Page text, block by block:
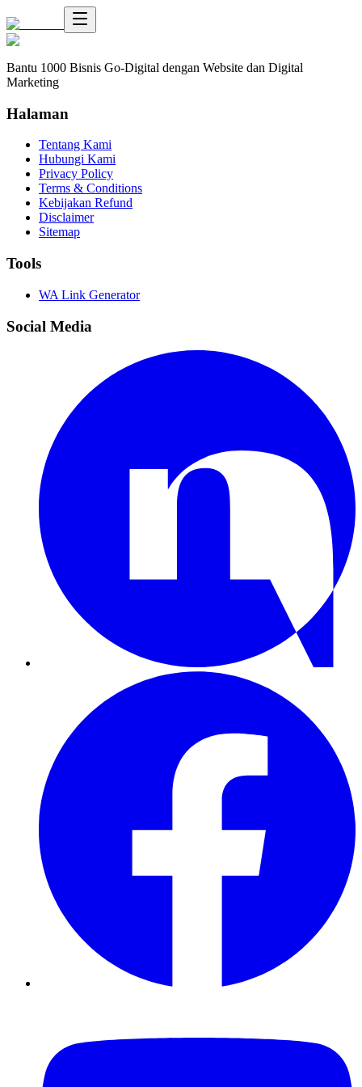
Bantu 1000 Bisnis Go-Digital dengan Website dan Digital
Marketing
Halaman
Tentang Kami
Hubungi Kami
Privacy Policy
Terms & Conditions
Kebijakan Refund
Disclaimer
Sitemap
Tools
WA Link Generator
Social Media